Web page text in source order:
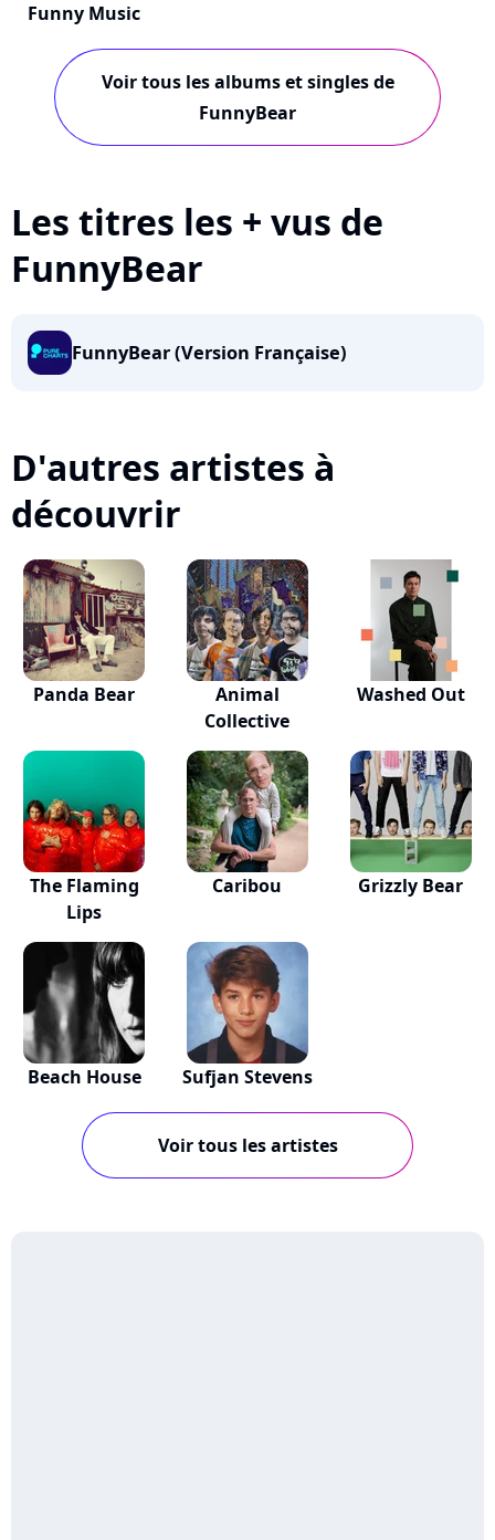
Funny Music
Voir tous les albums et singles de
FunnyBear
Les titres les + vus de
FunnyBear
FunnyBear (Version Française)
D'autres artistes à
découvrir
Panda Bear
Animal
Collective
Washed Out
The Flaming
Lips
Caribou Grizzly Bear
Beach House Sufjan Stevens
Voir tous les artistes